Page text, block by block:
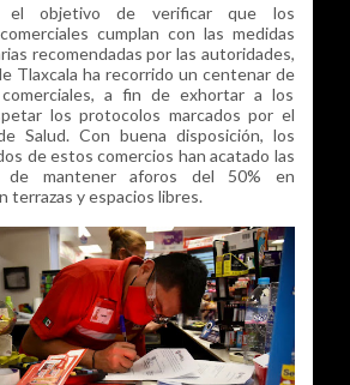
el objetivo de verificar que los
cumplan con las medidas
recomendadas por las autoridades,
Tlaxcala ha recorrido un centenar de
a fin de exhortar a los
los protocolos marcados por el
Salud. Con buena disposición, los
de estos comercios han acatado las
de mantener aforos del 50% en
terrazas y espacios libres.